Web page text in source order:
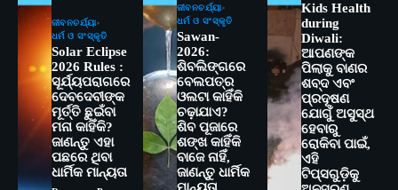
ଜୀବନଚର୍ଯ୍ୟା
ଧର୍ମ ଓ ସଂସ୍କୃତି
Solar Eclipse
2026 Rules :
ସୂର୍ଯ୍ୟପରାଗରେ
ଦେବଦେବୀଙ୍କ
ମୂର୍ତ୍ତି ଛୁଇଁବା
ମନା କାହିଁକି?
ଜାଣନ୍ତୁ ଏହା
ପଛରେ ଥିବା
ଧାର୍ମିକ ମାନ୍ୟତା
ଜୀବନଚର୍ଯ୍ୟା
ଧର୍ମ ଓ ସଂସ୍କୃତି
Sawan-
2026:
ଶିବଲିଙ୍ଗରେ
ବେଲପତ୍ର
ଓଲଟା କାହିଁକି
ଚଢ଼ାଯାଏ?
ଶିବ ପୂଜାରେ
ଶଙ୍ଖ କାହିଁକି
ବାଜେ ନାହିଁ,
ଜାଣନ୍ତୁ ଧାର୍ମିକ
Kids Health
during
Diwali:
ଆପଣଙ୍କ
ପିଲାକୁ ବାଣର
ଶବ୍ଦ ଏବଂ
ପ୍ରଦୂଷଣ
ଯୋଗୁଁ ଅସୁସ୍ଥ
ହେବାରୁ
ରୋକିବା ପାଇଁ,
ଏହି
ଟିପ୍ସଗୁଡ଼ିକୁ
ସୋଆର ୨୦ତମ ପ୍ରତିଷ୍ଠା ଦିବସରେ
ବିଶ୍ୱବିଦ୍ୟାଳୟର ସଫଳତା, ଉତ୍କର୍ଷତା ଓ